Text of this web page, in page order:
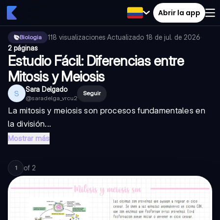
Abrir la app
Biologia 118 visualizaciones·Actualizado 18 de jul. de 2026·
2 páginas
Estudio Fácil: Diferencias entre
Mitosis y Meiosis
S Sara Delgado
@saradelga_vrcu2
Seguir
La mitosis y meiosis son procesos fundamentales en
la división...
Mostrar más
1 of 2